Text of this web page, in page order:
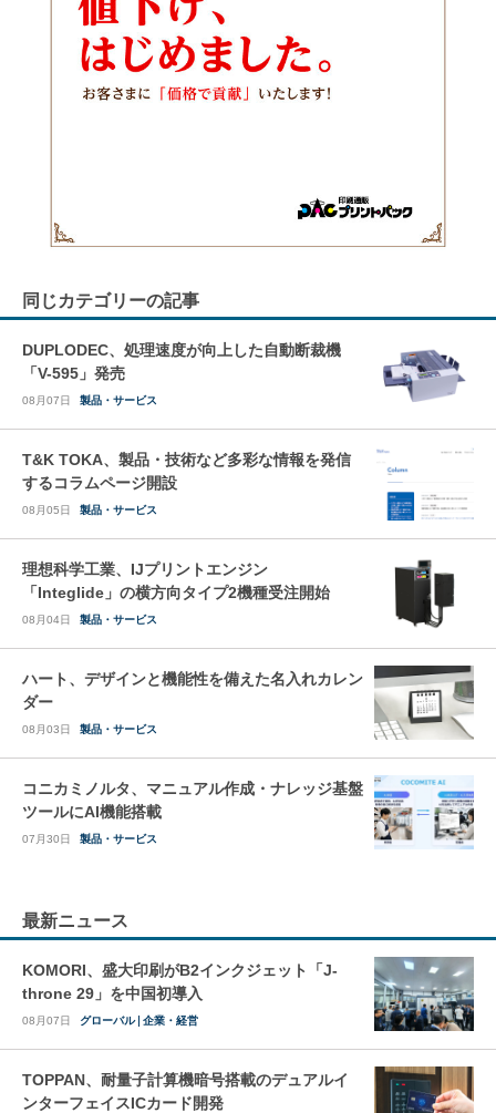
同じカテゴリーの記事
DUPLODEC、処理速度が向上した自動断裁機
「V-595」発売
08月07日 製品・サービス
T&K TOKA、製品・技術など多彩な情報を発信
するコラムページ開設
08月05日 製品・サービス
理想科学工業、IJプリントエンジン
「Integlide」の横方向タイプ2機種受注開始
08月04日 製品・サービス
ハート、デザインと機能性を備えた名入れカレン
ダー
08月03日 製品・サービス
コニカミノルタ、マニュアル作成・ナレッジ基盤
ツールにAI機能搭載
07月30日 製品・サービス
最新ニュース
KOMORI、盛大印刷がB2インクジェット「J-
throne 29」を中国初導入
08月07日 グローバル 企業・経営
TOPPAN、耐量子計算機暗号搭載のデュアルイ
ンターフェイスICカード開発